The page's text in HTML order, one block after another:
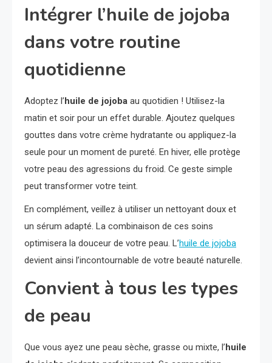
Intégrer l’huile de jojoba
dans votre routine
quotidienne
Adoptez l’huile de jojoba au quotidien ! Utilisez-la
matin et soir pour un effet durable. Ajoutez quelques
gouttes dans votre crème hydratante ou appliquez-la
seule pour un moment de pureté. En hiver, elle protège
votre peau des agressions du froid. Ce geste simple
peut transformer votre teint.
En complément, veillez à utiliser un nettoyant doux et
un sérum adapté. La combinaison de ces soins
optimisera la douceur de votre peau. L’huile de jojoba
devient ainsi l’incontournable de votre beauté naturelle.
Convient à tous les types
de peau
Que vous ayez une peau sèche, grasse ou mixte, l’huile